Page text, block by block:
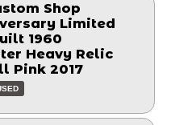
Shop
Limited
1960
Heavy Relic
Pink 2017